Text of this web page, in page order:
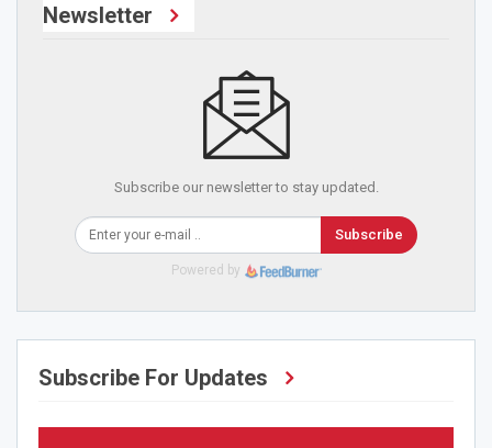
Newsletter
Subscribe our newsletter to stay updated.
Subscribe
Powered by
Subscribe For Updates